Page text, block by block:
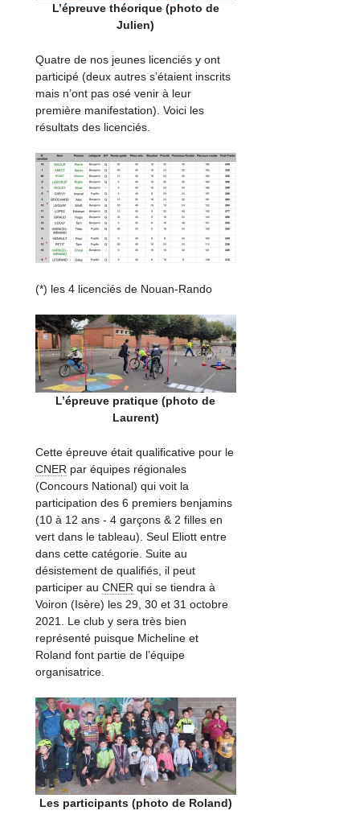
L’épreuve théorique (photo de
Julien)
Quatre de nos jeunes licenciés y ont
participé (deux autres s’étaient inscrits
mais n’ont pas osé venir à leur
première manifestation). Voici les
résultats des licenciés.
(*) les 4 licenciés de Nouan-Rando
L’épreuve pratique (photo de
Laurent)
Cette épreuve était qualificative pour le
CNER par équipes régionales
(Concours National) qui voit la
participation des 6 premiers benjamins
(10 à 12 ans - 4 garçons & 2 filles en
vert dans le tableau). Seul Eliott entre
dans cette catégorie. Suite au
désistement de qualifiés, il peut
participer auCNER qui se tiendra à
Voiron (Isère) les 29, 30 et 31 octobre
2021. Le club y sera très bien
représenté puisque Micheline et
Roland font partie de l’équipe
organisatrice.
Les participants (photo de Roland)